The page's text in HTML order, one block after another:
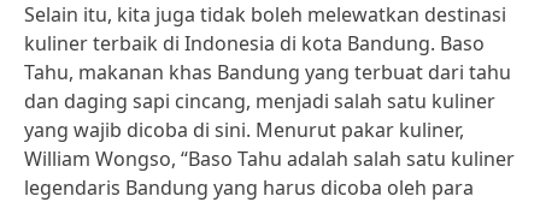
Selain itu, kita juga tidak boleh melewatkan destinasi
kuliner terbaik di Indonesia di kota Bandung. Baso
Tahu, makanan khas Bandung yang terbuat dari tahu
dan daging sapi cincang, menjadi salah satu kuliner
yang wajib dicoba di sini. Menurut pakar kuliner,
William Wongso, “Baso Tahu adalah salah satu kuliner
legendaris Bandung yang harus dicoba oleh para